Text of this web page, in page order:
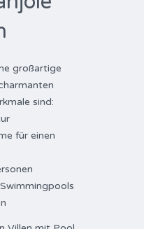
großartige
sind:
für einen